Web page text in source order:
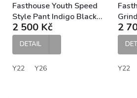
Fasthouse Youth Speed
Style Pant Indigo Black
dětské MX kalhoty
2 500 Kč
DETAIL
Y22 Y26
2
Y22